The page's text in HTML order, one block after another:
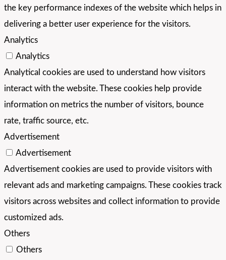
the key performance indexes of the website which helps in
delivering a better user experience for the visitors.
Analytics
Analytics
Analytical cookies are used to understand how visitors
interact with the website. These cookies help provide
information on metrics the number of visitors, bounce
rate, traffic source, etc.
Advertisement
Advertisement
Advertisement cookies are used to provide visitors with
relevant ads and marketing campaigns. These cookies track
visitors across websites and collect information to provide
customized ads.
Others
Others